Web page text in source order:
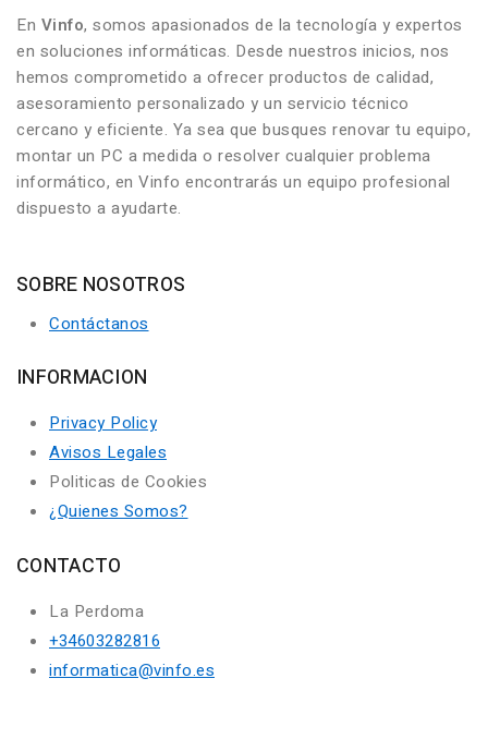
En Vinfo, somos apasionados de la tecnología y expertos
en soluciones informáticas. Desde nuestros inicios, nos
hemos comprometido a ofrecer productos de calidad,
asesoramiento personalizado y un servicio técnico
cercano y eficiente. Ya sea que busques renovar tu equipo,
montar un PC a medida o resolver cualquier problema
informático, en Vinfo encontrarás un equipo profesional
dispuesto a ayudarte.
SOBRE NOSOTROS
Contáctanos
INFORMACION
Privacy Policy
Avisos Legales
Politicas de Cookies
¿Quienes Somos?
CONTACTO
La Perdoma
+34603282816
informatica@vinfo.es